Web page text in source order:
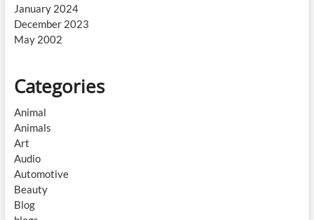
January 2024
December 2023
May 2002
Categories
Animal
Animals
Art
Audio
Automotive
Beauty
Blog